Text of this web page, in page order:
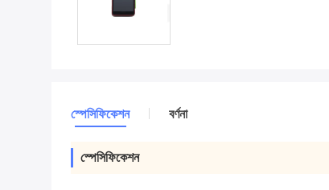
স্পেসিফিকেশন বর্ণনা
স্পেসিফিকেশন